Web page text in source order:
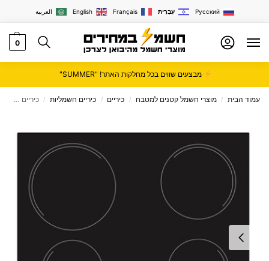
العربية English Français עִבְרִית Русский
0
מבצעים שווים בכל מחלקות האתר! "SUMMER"
עמוד הבית / מוצרי חשמל קטנים למטבח / כיריים / כיריים חשמליות / כיריים חשמליות Candy דגם CH64CCB